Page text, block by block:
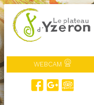
WEBCAM